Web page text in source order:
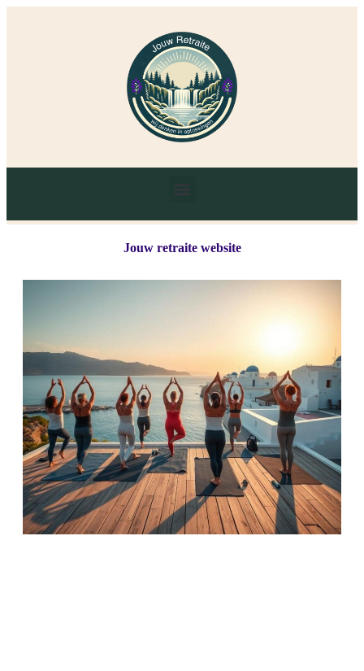
Jouw retraite website